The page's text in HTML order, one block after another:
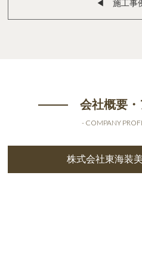
◀︎ 施工事
会社概要
- COMPANY
株式会社東海装